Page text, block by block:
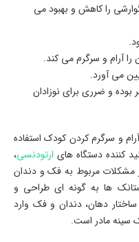
را کاهش و بهبود می
آرام و سرگرم می کند.
می آورد.
بوده و ضرری برای نوزادان
و سرگرم کردن کودک استفاده
کننده دستگاه های ارتودنسی،
مشکلات مربوط به فک و دندان
ها به گونه ای طراحی و
دهان، دندان و فک وارد
سینه مادر است.